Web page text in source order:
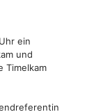
ein
und
Timelkam